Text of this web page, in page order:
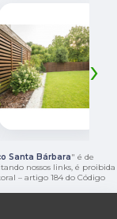
›
Santa Bárbara" é de
nossos links, é proibida
– artigo 184 do Código